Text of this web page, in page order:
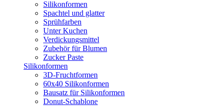
Silikonformen
Spachtel und glatter
Sprühfarben
Unter Kuchen
Verdickungsmittel
Zubehör für Blumen
Zucker Paste
Silikonformen
3D-Fruchtformen
60x40 Silikonformen
Bausatz für Silikonformen
Donut-Schablone